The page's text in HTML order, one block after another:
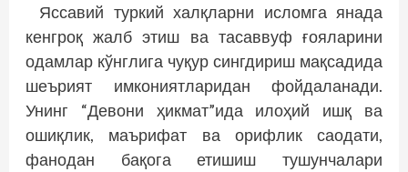
Яссавий туркий халқларни исломга янада
кенгроқ жалб этиш ва тасаввуф ғояларини
одамлар кўнглига чуқур сингдириш мақсадида
шеърият имкониятларидан фойдаланади.
Унинг “Девони ҳикмат”ида илоҳий ишқ ва
ошиқлик, маърифат ва орифлик саодати,
фанодан бақога етишиш тушунчалари